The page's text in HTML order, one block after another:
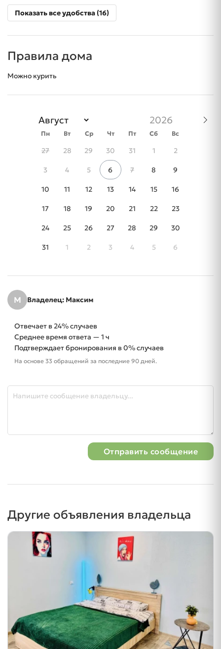
Показать все удобства (16)
Правила дома
Можно курить
Пн Вт Ср Чт Пт Сб Вс
27 28 29 30 31 1 2
3 4 5 6 7 8 9
10 11 12 13 14 15 16
17 18 19 20 21 22 23
24 25 26 27 28 29 30
31 1 2 3 4 5 6
М Владелец: Максим
Отвечает в 24% случаев
Среднее время ответа — 1 ч
Подтверждает бронирования в 0% случаев
На основе 33 обращений за последние 90 дней.
Отправить сообщение
Другие объявления владельца